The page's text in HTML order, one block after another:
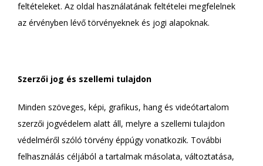
feltételeket. Az oldal használatának feltételei megfelelnek
az érvényben lévő törvényeknek és jogi alapoknak.
Szerzői jog és szellemi tulajdon
Minden szöveges, képi, grafikus, hang és videótartalom
szerzői jogvédelem alatt áll, melyre a szellemi tulajdon
védelméről szóló törvény éppúgy vonatkozik. További
felhasználás céljából a tartalmak másolata, változtatása,